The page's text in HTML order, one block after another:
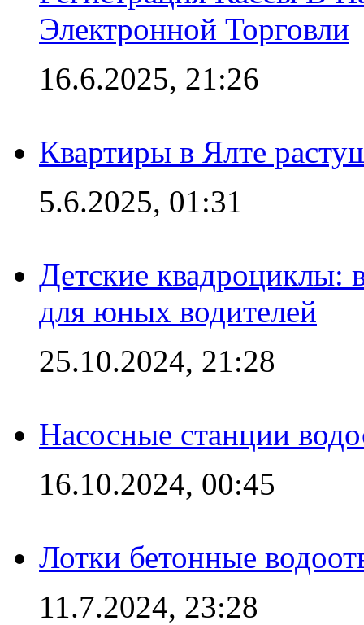
Электронной Торговли
16.6.2025, 21:26
Квартиры в Ялте
5.6.2025, 01:31
Детские квадроциклы:
для юных водителей
25.10.2024, 21:28
Насосные станции
16.10.2024, 00:45
Лотки бетонные
11.7.2024, 23:28